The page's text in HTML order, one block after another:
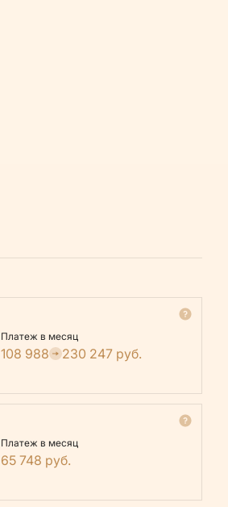
Платеж в месяц
108 988 230 247 руб.
Платеж в месяц
65 748 руб.